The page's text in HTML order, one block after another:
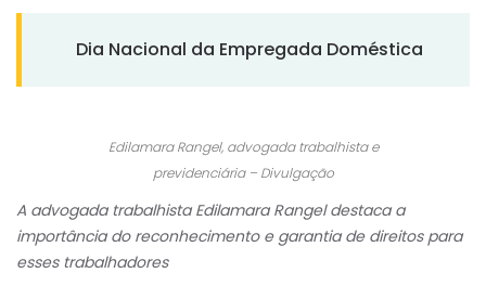
Dia Nacional da Empregada Doméstica
Edilamara Rangel, advogada trabalhista e
previdenciária – Divulgação
A advogada trabalhista Edilamara Rangel destaca a
importância do reconhecimento e garantia de direitos para
esses trabalhadores